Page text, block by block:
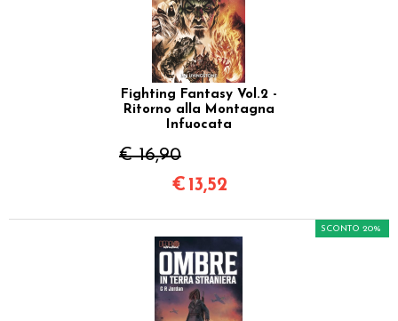
Fighting Fantasy Vol.2 -
Ritorno alla Montagna
Infuocata
€ 16,90
€ 13,52
SCONTO 20%